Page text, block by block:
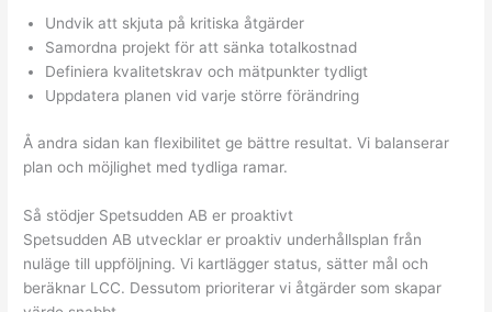
Undvik att skjuta på kritiska åtgärder
Samordna projekt för att sänka totalkostnad
Definiera kvalitetskrav och mätpunkter tydligt
Uppdatera planen vid varje större förändring
Å andra sidan kan flexibilitet ge bättre resultat. Vi balanserar
plan och möjlighet med tydliga ramar.
Så stödjer Spetsudden AB er proaktivt
Spetsudden AB utvecklar er proaktiv underhållsplan från
nuläge till uppföljning. Vi kartlägger status, sätter mål och
beräknar LCC. Dessutom prioriterar vi åtgärder som skapar